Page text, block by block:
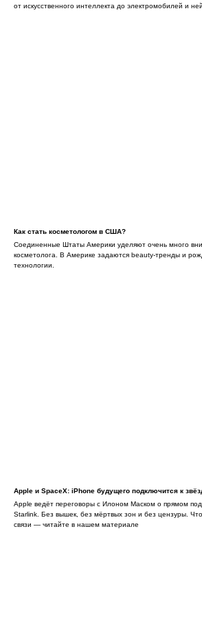
от искусственного интеллекта до электромобилей и
Как стать косметологом в США?
Соединенные Штаты Америки уделяют очень много
косметолога. В Америке задаются beauty-тренды и
технологии.
Apple и SpaceX: iPhone будущего подключится к
Apple ведёт переговоры с Илоном Маском о прямом
Starlink. Без вышек, без мёртвых зон и без цензуры.
связи — читайте в нашем материале